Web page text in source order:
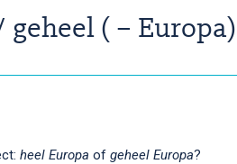
geheel ( – Europa)
heel Europa of geheel Europa?